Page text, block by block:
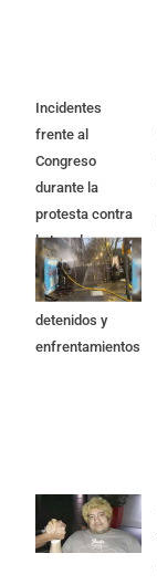
Incidentes
frente al
Congreso
durante la
protesta contra
la Ley de
Propiedad
Privada: hubo
detenidos y
enfrentamientos